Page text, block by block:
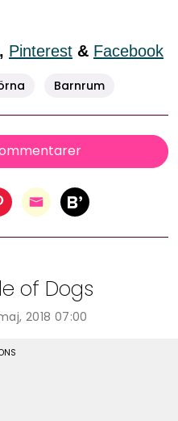
, Pinterest & Facebook
Barnrum
of Dogs
2018 07:00